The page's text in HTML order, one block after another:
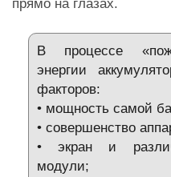
прямо на глазах.
В процессе
энергии
факторов:
• мощность самой
• совершенство
• экран и
модули;